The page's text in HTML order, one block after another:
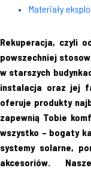
Materiały
Rekuperacja, czyli
powszechniej
w starszych
instalacja oraz jej
oferuje produkty
zapewnią Tobie
wszystko – bogaty
systemy solarne,
akcesoriów.